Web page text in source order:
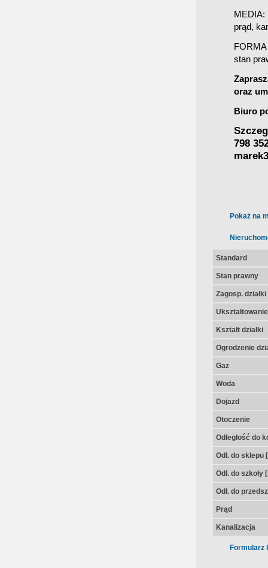
MEDIA:
prąd,
stan
oraz
Biuro
798
Pokaż na
Standard
Stan prawny
Zagosp. działki
Kształt działki
Ogrodzenie
Gaz
Woda
Dojazd
Otoczenie
Odległość do
Odl. do sklepu
Odl. do szkoły
Odl. do
Prąd
Kanalizacja
Formularz